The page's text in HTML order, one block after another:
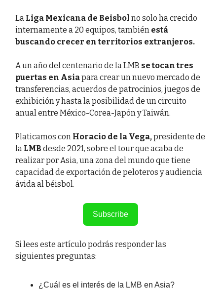
La Liga Mexicana de Beisbol no solo ha crecido
internamente a 20 equipos, también está
buscando crecer en territorios extranjeros.
A un año del centenario de la LMB se tocan tres
puertas en Asiapara crear un nuevo mercado de
transferencias, acuerdos de patrocinios, juegos de
exhibición y hasta la posibilidad de un circuito
anual entre México-Corea-Japón y Taiwán.
Platicamos con Horacio de la Vega,presidente de
la LMB desde 2021, sobre el tour que acaba de
realizar por Asia, una zona del mundo que tiene
capacidad de exportación de peloteros y audiencia
ávida al béisbol.
Subscribe
Si lees este artículo podrás responder las
siguientes preguntas:
¿Cuál es el interés de la LMB en Asia?